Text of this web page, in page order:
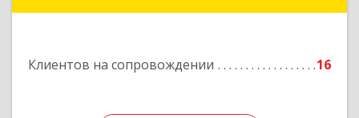
Клиентов на сопровождении 16